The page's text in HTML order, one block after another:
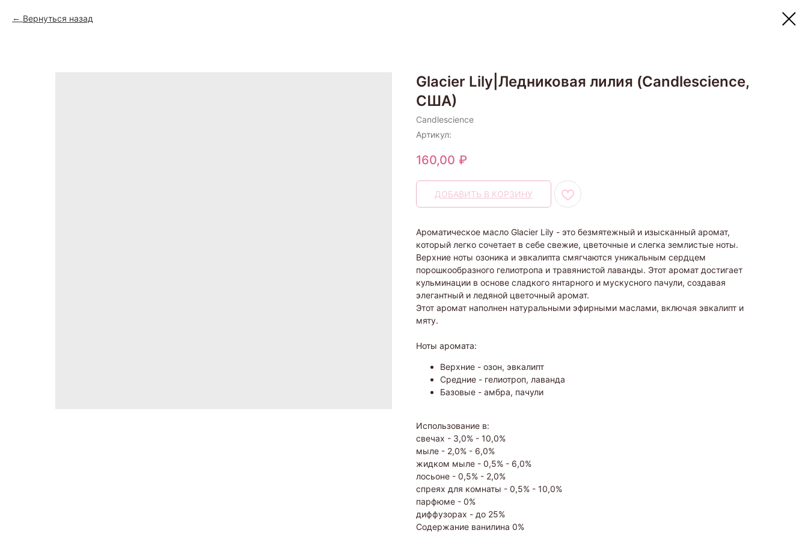
Вернуться назад
Glacier Lily|Ледниковая лилия (Candlescience,
США)
Candlescience
Артикул:
160,00 ₽
ДОБАВИТЬ В КОРЗИНУ
Ароматическое масло Glacier Lily - это безмятежный и изысканный аромат,
который легко сочетает в себе свежие, цветочные и слегка землистые ноты.
Верхние ноты озоника и эвкалипта смягчаются уникальным сердцем
порошкообразного гелиотропа и травянистой лаванды. Этот аромат достигает
кульминации в основе сладкого янтарного и мускусного пачули, создавая
элегантный и ледяной цветочный аромат.
Этот аромат наполнен натуральными эфирными маслами, включая эвкалипт и
мяту.
Ноты аромата:
Верхние - озон, эвкалипт
Средние - гелиотроп, лаванда
Базовые - амбра, пачули
Использование в:
свечах - 3,0% - 10,0%
мыле - 2,0% - 6,0%
жидком мыле - 0,5% - 6,0%
лосьоне - 0,5% - 2,0%
спреях для комнаты - 0,5% - 10,0%
парфюме - 0%
диффузорах - до 25%
Содержание ванилина 0%